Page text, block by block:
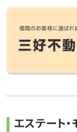
エステート